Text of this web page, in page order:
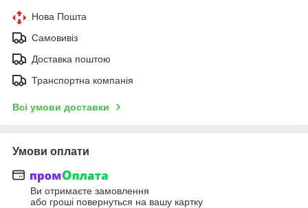
Нова Пошта
Самовивіз
Доставка поштою
Транспортна компанія
Всі умови доставки
Умови оплати
Ви отримаєте замовлення
або гроші повернуться на вашу картку